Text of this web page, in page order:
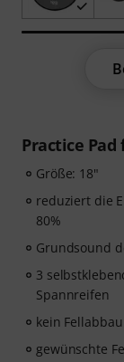
Practice Pad
Größe: 18"
reduziert die
80%
Grundsound
3
Spannreifen
kein
gewünschte